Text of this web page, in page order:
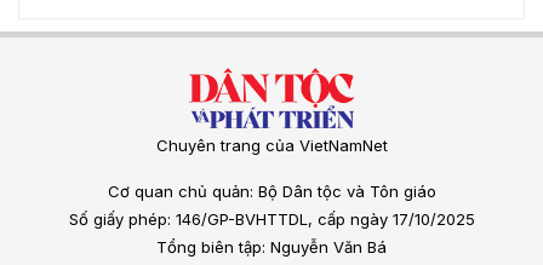
Chuyên trang của VietNamNet
Cơ quan chủ quản: Bộ Dân tộc và Tôn giáo
Số giấy phép: 146/GP-BVHTTDL, cấp ngày 17/10/2025
Tổng biên tập: Nguyễn Văn Bá